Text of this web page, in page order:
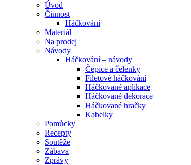
Úvod
Činnost
Háčkování
Materiál
Na prodej
Návody
Háčkování – návody
Čepice a čelenky
Filetové háčkování
Háčkované aplikace
Háčkované dekorace
Háčkované hračky
Kabelky
Pomůcky
Recepty
Soutěže
Zábava
Zprávy